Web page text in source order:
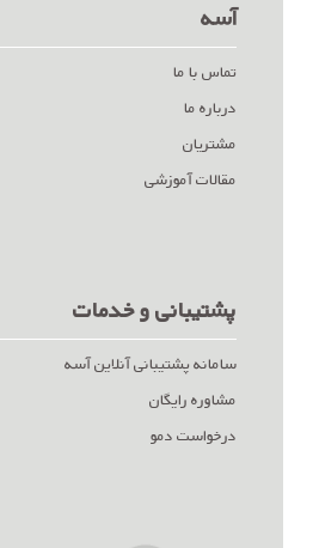
آسه
تماس با ما
درباره ما
مشتریان
مقالات آموزشی
پشتیبانی و خدمات
سامانه پشتیبانی آنلاین آسه
مشاوره رایگان
درخواست دمو